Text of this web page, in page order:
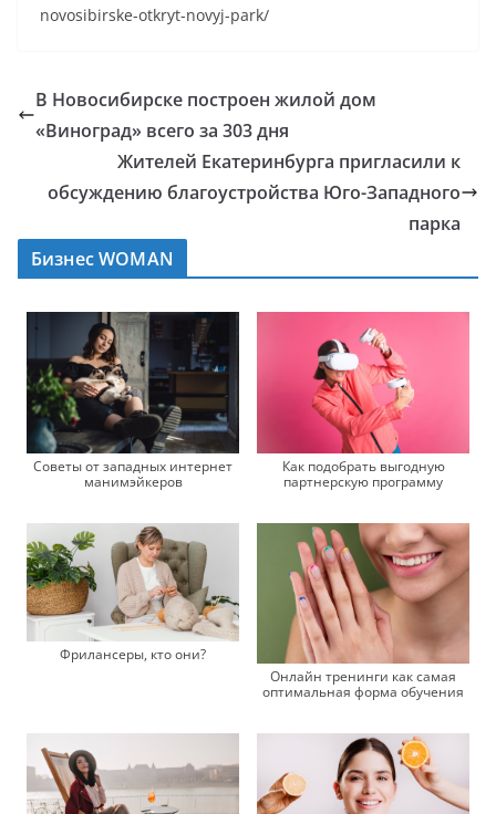
novosibirske-otkryt-novyj-park/
В Новосибирске построен жилой дом
«Виноград» всего за 303 дня
Жителей Екатеринбурга пригласили к
обсуждению благоустройства Юго-Западного
парка
Бизнес WOMAN
Советы от западных интернет
манимэйкеров
Как подобрать выгодную
партнерскую программу
Фрилансеры, кто они?
Онлайн тренинги как самая
оптимальная форма обучения